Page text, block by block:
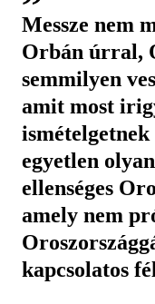
Messze nem
Orbán úrral,
semmilyen
amit most
egyetlen
ellenséges
amely nem
kapcsolatos